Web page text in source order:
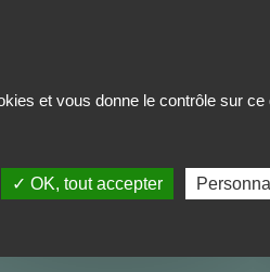
Maison
et vous donne le contrôle sur
✓ OK, tout accepter